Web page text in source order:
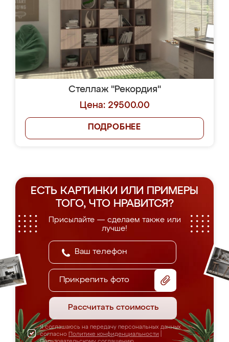
Стеллаж "Рекордия"
Цена: 29500.00
ПОДРОБНЕЕ
ЕСТЬ КАРТИНКИ ИЛИ ПРИМЕРЫ
ТОГО, ЧТО НРАВИТСЯ?
Присылайте — сделаем также или
лучше!
Прикрепить фото
Рассчитать стоимость
Я соглашаюсь на передачу персональных данных
согласно Политике конфиденциальности